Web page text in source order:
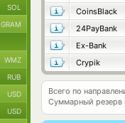
CoinsBlack
24PayBank
Ex-Bank
Crypik
Всего по
Суммарный резерв
SOL
GRAM
WMZ
RUB
USD
USD